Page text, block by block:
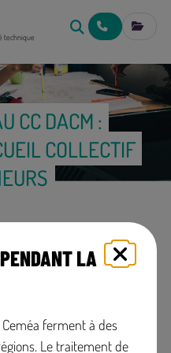
LA
Ceméa ferment à des
Le traitement de
technique NOUS MES
CC DACM :
COLLECTIF
Code Certif Info: